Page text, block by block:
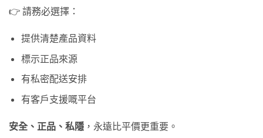
👉 請務必選擇：
提供清楚產品資料
標示正品來源
有私密配送安排
有客戶支援嘅平台
安全、正品、私隱 ，永遠比平價更重要。